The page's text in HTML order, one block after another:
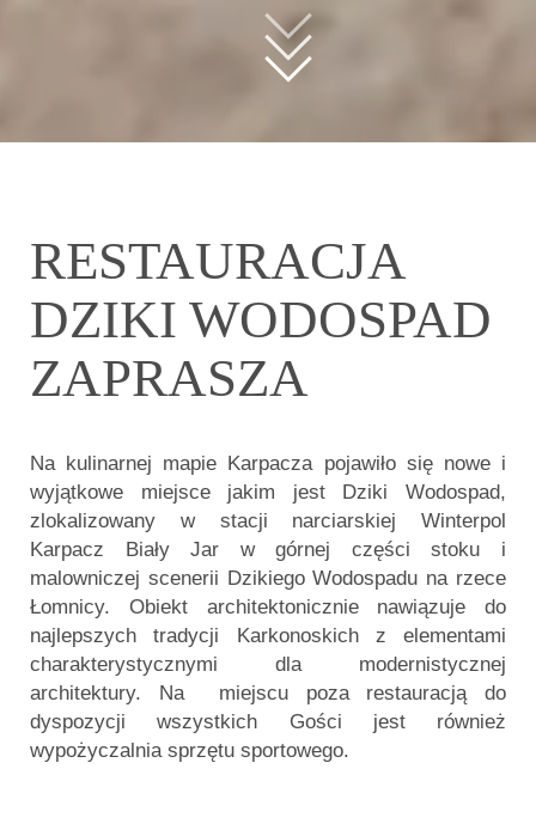
RESTAURACJA
DZIKI WODOSPAD
ZAPRASZA
Na kulinarnej mapie Karpacza pojawiło się nowe i
wyjątkowe miejsce jakim jest Dziki Wodospad,
zlokalizowany w stacji narciarskiej Winterpol
Karpacz Biały Jar w górnej części stoku i
malowniczej scenerii Dzikiego Wodospadu na rzece
Łomnicy. Obiekt architektonicznie nawiązuje do
najlepszych tradycji Karkonoskich z elementami
charakterystycznymi dla modernistycznej
architektury. Na miejscu poza restauracją do
dyspozycji wszystkich Gości jest również
wypożyczalnia sprzętu sportowego.